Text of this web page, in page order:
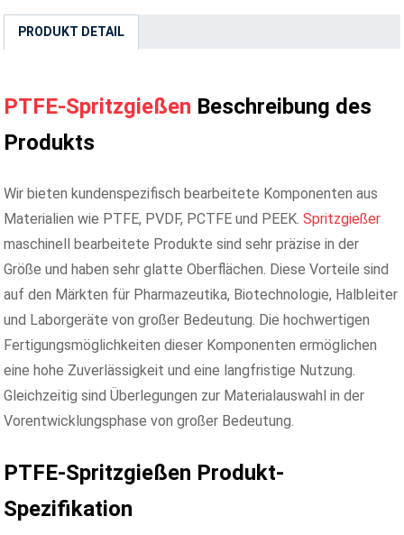
PRODUKT DETAIL
PTFE-Spritzgießen Beschreibung des
Produkts
Wir bieten kundenspezifisch bearbeitete Komponenten aus
Materialien wie PTFE, PVDF, PCTFE und PEEK.Spritzgießer
maschinell bearbeitete Produkte sind sehr präzise in der
Größe und haben sehr glatte Oberflächen. Diese Vorteile sind
auf den Märkten für Pharmazeutika, Biotechnologie, Halbleiter
und Laborgeräte von großer Bedeutung. Die hochwertigen
Fertigungsmöglichkeiten dieser Komponenten ermöglichen
eine hohe Zuverlässigkeit und eine langfristige Nutzung.
Gleichzeitig sind Überlegungen zur Materialauswahl in der
Vorentwicklungsphase von großer Bedeutung.
PTFE-Spritzgießen Produkt-
Spezifikation